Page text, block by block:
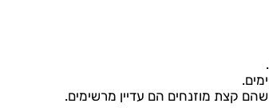
קצת מוזנחים הם עדיין מרשימים.